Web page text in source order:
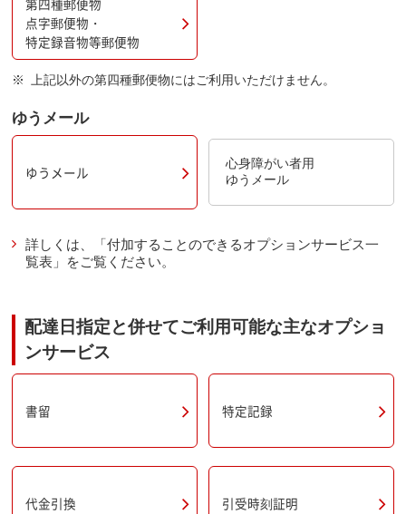
点字郵便物・
特定録音物等郵便物
上記以外の第四種郵便物にはご利用いただけません。
ゆうメール
ゆうメール
心身障がい者用
ゆうメール
詳しくは、「付加することのできるオプションサービス一
覧表」をご覧ください。
配達日指定と併せてご利用可能な主なオプショ
ンサービス
書留 特定記録
代金引換 引受時刻証明